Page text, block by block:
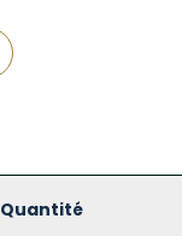
Quantité